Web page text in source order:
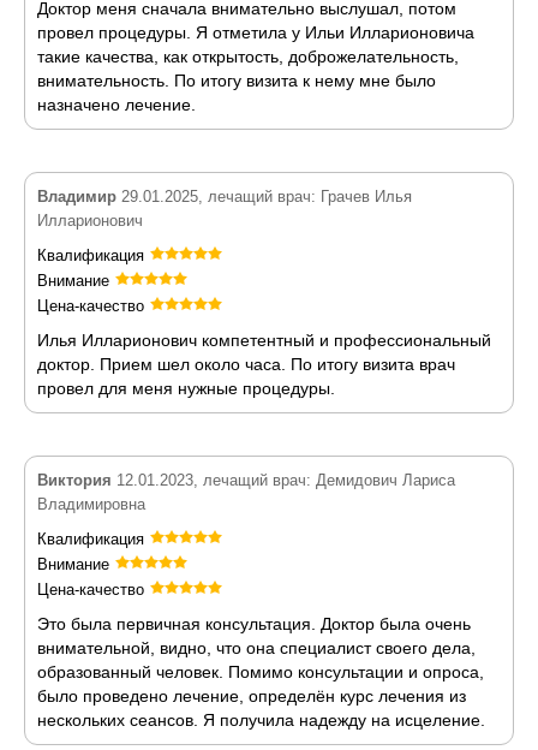
Доктор меня сначала внимательно выслушал, потом
провел процедуры. Я отметила у Ильи Илларионовича
такие качества, как открытость, доброжелательность,
внимательность. По итогу визита к нему мне было
назначено лечение.
Владимир 29.01.2025, лечащий врач: Грачев Илья
Илларионович
Квалификация
Внимание
Цена-качество
Илья Илларионович компетентный и профессиональный
доктор. Прием шел около часа. По итогу визита врач
провел для меня нужные процедуры.
Виктория 12.01.2023, лечащий врач: Демидович Лариса
Владимировна
Квалификация
Внимание
Цена-качество
Это была первичная консультация. Доктор была очень
внимательной, видно, что она специалист своего дела,
образованный человек. Помимо консультации и опроса,
было проведено лечение, определён курс лечения из
нескольких сеансов. Я получила надежду на исцеление.